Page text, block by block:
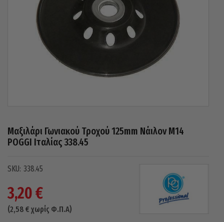
Μαξιλάρι Γωνιακού Τροχού 125mm Νάιλον M14
POGGI Ιταλίας 338.45
338.45
3,20€
(2,58 € χωρίς Φ.Π.Α)